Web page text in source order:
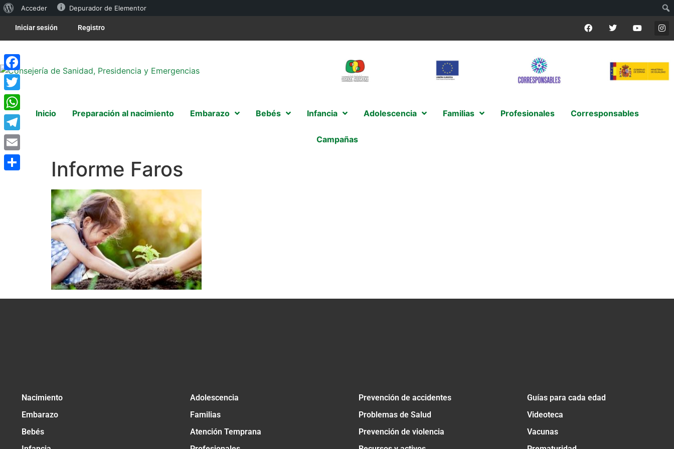
Acceder Depurador de Elementor
Iniciar sesión Registro
Inicio Preparación al nacimiento Embarazo Bebés Infancia Adolescencia Familias Profesionales Corresponsables
Campañas
Informe Faros
Nacimiento
Embarazo
Bebés
Adolescencia
Familias
Atención Temprana
Prevención de accidentes
Problemas de Salud
Prevención de violencia
Guías para cada edad
Videoteca
Vacunas
Facebook
Twitter
WhatsApp
Telegram
Email